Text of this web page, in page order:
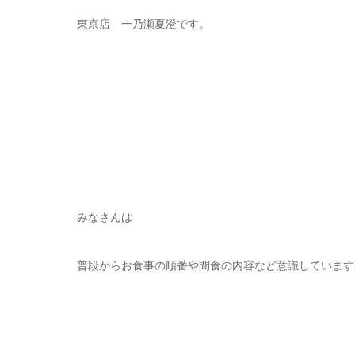
東京店 一乃瀬夏澄です。
みなさんは
普段からお食事の順番や間食の内容など意識していま